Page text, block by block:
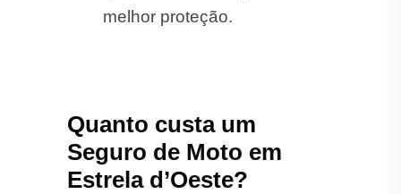
melhor proteção.
Quanto custa um
Seguro de Moto em
Estrela d’Oeste?